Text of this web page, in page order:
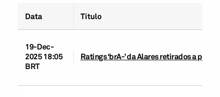
Data Título
19-Dec-
2025 18:05
BRT
Ratings ‘brA-’ da Alares retirados a